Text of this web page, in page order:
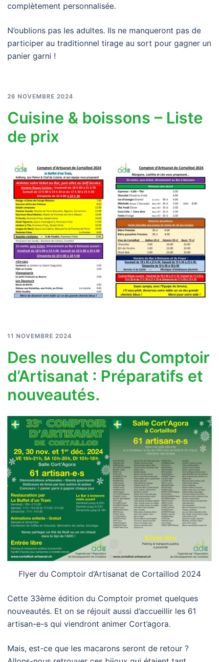
complètement personnalisée.
N’oublions pas les adultes. Ils ne manqueront pas de
participer au traditionnel tirage au sort pour gagner un
panier garni !
26 NOVEMBRE 2024
Cuisine & boissons – Liste
de prix
11 NOVEMBRE 2024
Des nouvelles du Comptoir
d’Artisanat : Préparatifs et
nouveautés.
Flyer du Comptoir d’Artisanat de Cortaillod 2024
Cette 33ème édition du Comptoir promet quelques
nouveautés. Et on se réjouit aussi d’accueillir les 61
artisan-e-s qui viendront animer Cort’agora.
Mais, est-ce que les macarons seront de retour ?